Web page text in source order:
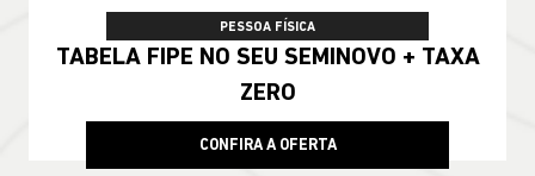
PESSOA FÍSICA
TABELA FIPE NO SEU SEMINOVO + TAXA
ZERO
CONFIRA A OFERTA